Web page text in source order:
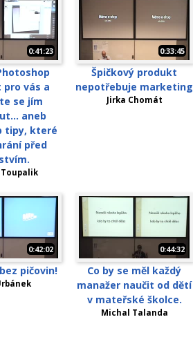
0:41:23
pro vás a
se jím
aneb
tipy, které
před
0:33:45
Špičkový produkt
nepotřebuje marketing
Jirka Chomát
0:42:02
pičovin!
0:44:32
Co by se měl každý
manažer naučit od dětí
v mateřské školce.
Michal Talanda